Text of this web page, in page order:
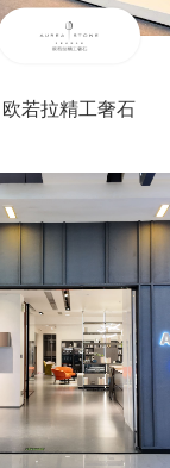
欧若拉精工奢石